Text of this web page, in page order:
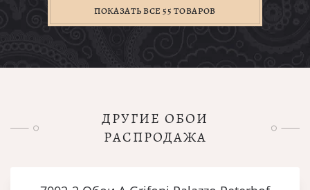
ПОКАЗАТЬ ВСЕ 55 ТОВАРОВ
ДРУГИЕ ОБОИ
РАСПРОДАЖА